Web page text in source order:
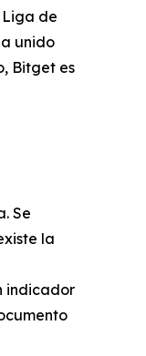
de
unido
Bitget es
Se
la
indicador